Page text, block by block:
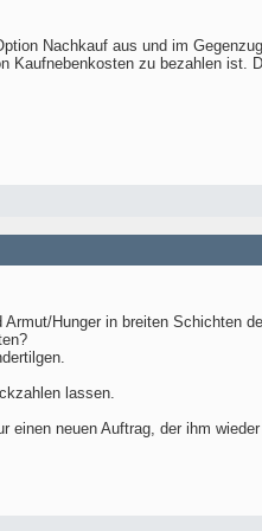
Nachkauf aus und im
zu bezahlen ist.
Hunger in breiten Schichten
lassen.
neuen Auftrag, der ihm